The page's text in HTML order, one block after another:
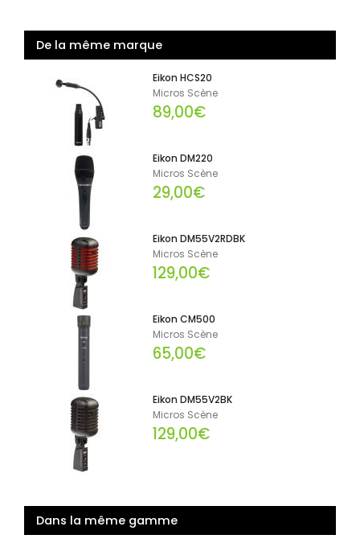
De la même marque
Eikon HCS20
Micros Scène
89,00€
Eikon DM220
Micros Scène
29,00€
Eikon DM55V2RDBK
Micros Scène
129,00€
Eikon CM500
Micros Scène
65,00€
Eikon DM55V2BK
Micros Scène
129,00€
Dans la même gamme